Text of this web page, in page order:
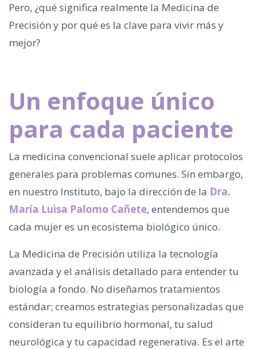
Pero, ¿qué significa realmente la Medicina de
Precisión y por qué es la clave para vivir más y
mejor?
Un enfoque único
para cada paciente
La medicina convencional suele aplicar protocolos
generales para problemas comunes. Sin embargo,
en nuestro Instituto, bajo la dirección de la Dra.
María Luisa Palomo Cañete, entendemos que
cada mujer es un ecosistema biológico único.
La Medicina de Precisión utiliza la tecnología
avanzada y el análisis detallado para entender tu
biología a fondo. No diseñamos tratamientos
estándar; creamos estrategias personalizadas que
consideran tu equilibrio hormonal, tu salud
neurológica y tu capacidad regenerativa. Es el arte